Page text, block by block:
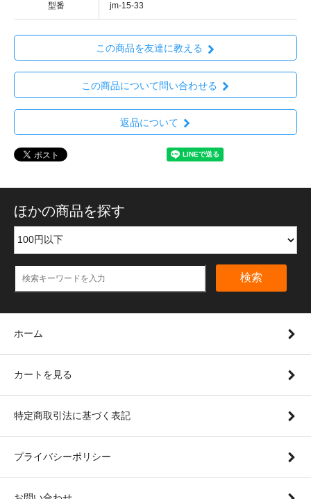
型番 jm-15-33
この商品を友達に教える
この商品について問い合わせる
返品について
ほかの商品を探す
検索
ホーム
カートを見る
特定商取引法に基づく表記
プライバシーポリシー